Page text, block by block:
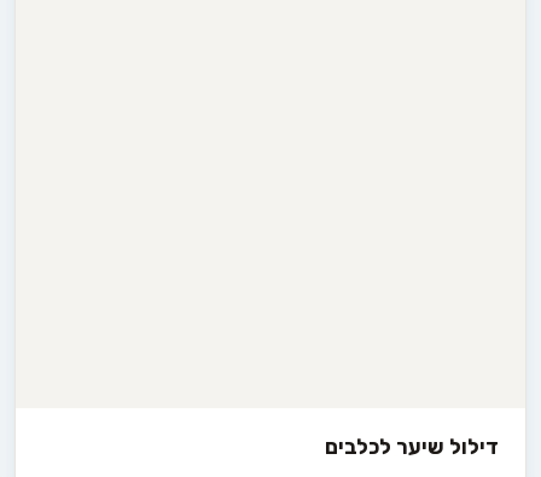
דילול שיער לכלבים